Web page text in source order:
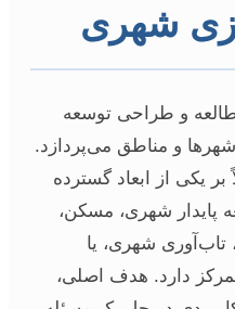
شهری
و طراحی توسعه
و مناطق می‌پردازد.
بر یکی از ابعاد گسترده
پایدار شهری، مسکن،
شهری، یا
دارد. هدف اصلی،